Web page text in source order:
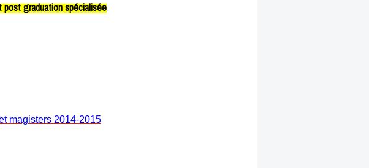
graduation spécialisée
magisters 2014-2015